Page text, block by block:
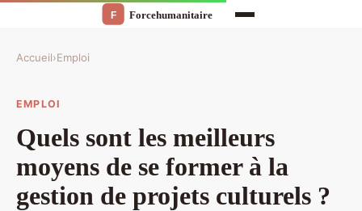
Accueil›Emploi
EMPLOI
Quels sont les meilleurs
moyens de se former à la
gestion de projets culturels ?